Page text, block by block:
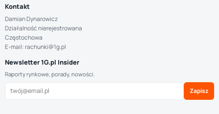
Kontakt
Damian Dynarowicz
Działalność nierejestrowana
Częstochowa
E-mail: rachunki@1g.pl
Newsletter 1G.pl Insider
Raporty rynkowe, porady, nowości.
Zapisz